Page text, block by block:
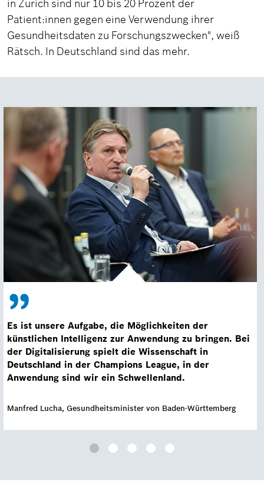
in Zürich sind nur 10 bis 20 Prozent der
Patient:innen gegen eine Verwendung ihrer
Gesundheitsdaten zu Forschungszwecken", weiß
Rätsch. In Deutschland sind das mehr.
Es ist unsere Aufgabe, die Möglichkeiten der
künstlichen Intelligenz zur Anwendung zu bringen. Bei
der Digitalisierung spielt die Wissenschaft in
Deutschland in der Champions League, in der
Anwendung sind wir ein Schwellenland.
Manfred Lucha, Gesundheitsminister von Baden-Württemberg